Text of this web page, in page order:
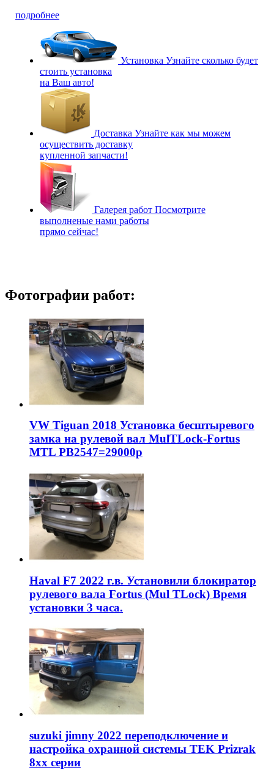
подробнее
Установка Узнайте сколько будет
стоить установка
на Ваш авто!
Доставка Узнайте как мы можем
осуществить доставку
купленной запчасти!
Галерея работ Посмотрите
выполненые нами работы
прямо сейчас!
Фотографии работ:
VW Tiguan 2018 Установка бесштыревого
замка на рулевой вал MulTLock-Fortus
MTL РВ2547=29000р
Haval F7 2022 г.в. Установили блокиратор
рулевого вала Fortus (Mul TLock) Время
установки 3 часа.
suzuki jimny 2022 переподключение и
настройка охранной системы TEK Prizrak
8xx серии